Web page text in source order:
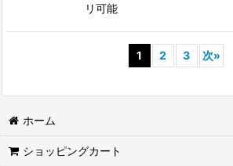
リ可能
1 2 3 次»
ホーム
ショッピングカート